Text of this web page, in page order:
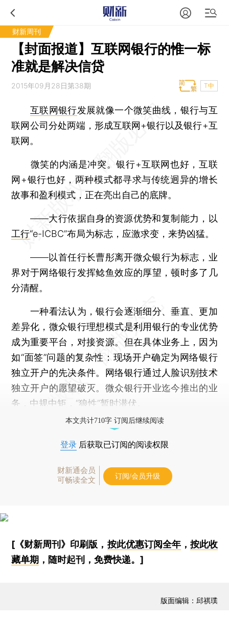
财新周刊
【封面报道】互联网银行的惟一标
准就是解决信贷
2015年09月28日第38期 T中
互联网银行发展就像一个微笑曲线，银行与互
联网公司分处两端，形成互联网+银行以及银行+互
联网。
微笑的内涵是冲突。银行+互联网也好，互联
网+银行也好，两种模式都寻求与传统迥异的增长
故事和盈利模式，正在亮出自己的底牌。
——大行依据自身的资源优势和复制能力，以
工行“e-ICBC”布局为标志，应激求变，来势凶猛。
——以首任行长曹彤离开微众银行为标志，业
界对于网络银行发挥鲶鱼效应的厚望，顿时多了几
分清醒。
一种看法认为，银行会逐渐细分、垂直、更加
差异化，微众银行理想模式是利用银行的专业优势
成为重要平台，对接资源。但在具体业务上，因为
如“面签”问题的复杂性：现场开户确定为网络银行
独立开户的先决条件。网络银行通过人脸识别技术
独立开户的愿望破灭。微众银行开业迄今推出的业
务，中规中矩，“狼性”暂时潜伏。
本文共计710字 订阅后继续阅读
登录 后获取已订阅的阅读权限
财新通会员
可畅读全文
订阅/会员升级
[《财新周刊》印刷版， 按此优惠订阅全年， 按此收
藏单期 ，随时起刊，免费快递。]
版面编辑：邱祺璞